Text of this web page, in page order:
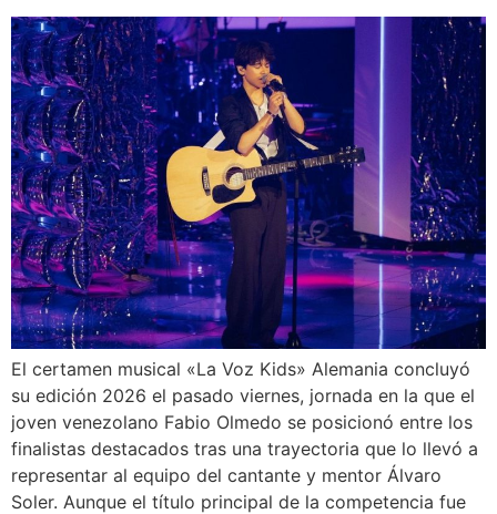
El certamen musical «La Voz Kids» Alemania concluyó
su edición 2026 el pasado viernes, jornada en la que el
joven venezolano Fabio Olmedo se posicionó entre los
finalistas destacados tras una trayectoria que lo llevó a
representar al equipo del cantante y mentor Álvaro
Soler. Aunque el título principal de la competencia fue